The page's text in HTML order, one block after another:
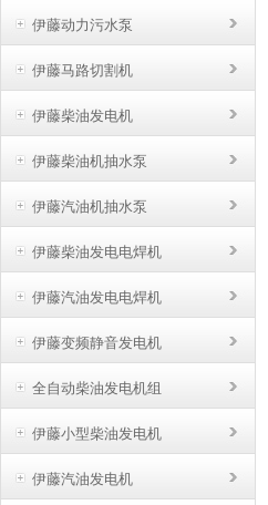
伊藤动力污水泵
伊藤马路切割机
伊藤柴油发电机
伊藤柴油机抽水泵
伊藤汽油机抽水泵
伊藤柴油发电电焊机
伊藤汽油发电电焊机
伊藤变频静音发电机
全自动柴油发电机组
伊藤小型柴油发电机
伊藤汽油发电机